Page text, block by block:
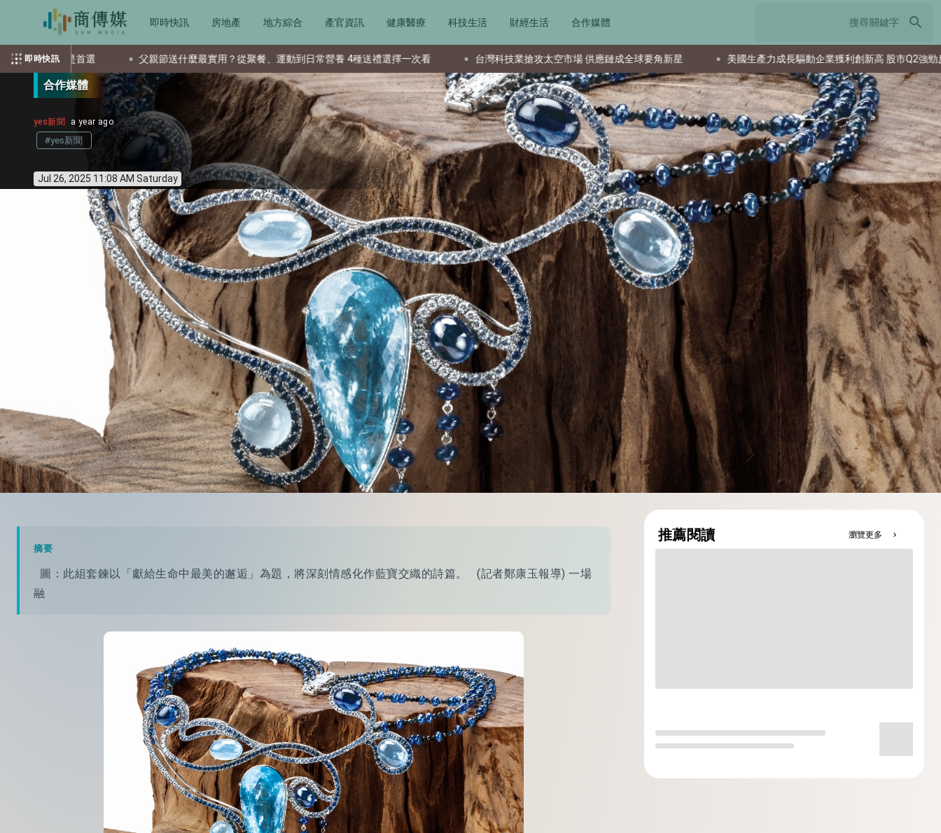
即時快訊 房地產 地方綜合 產官資訊 健康醫療 科技生活 財經生活 合作媒體 search
即時快訊
父親節送什麼最實用？從聚餐、運動到日常營養 4種送禮選擇一次看 台灣科技業搶攻太空市場 供應鏈成全球要角新星 美國生產力成長驅動企業獲利創新高 股市Q2強勁反彈 日本TCS加速轉
合作媒體
yes新聞 a year ago
#yes新聞
Jul 26, 2025 11:08 AM Saturday
摘要
圖：此組套鍊以「獻給生命中最美的邂逅」為題，將深刻情感化作藍寶交織的詩篇。 (記者鄭康玉報導) 一場
融
推薦閱讀 瀏覽更多 chevron_right